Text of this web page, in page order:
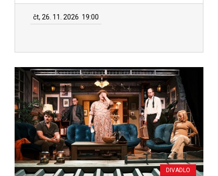
čt, 26. 11. 2026 19:00
DIVADLO